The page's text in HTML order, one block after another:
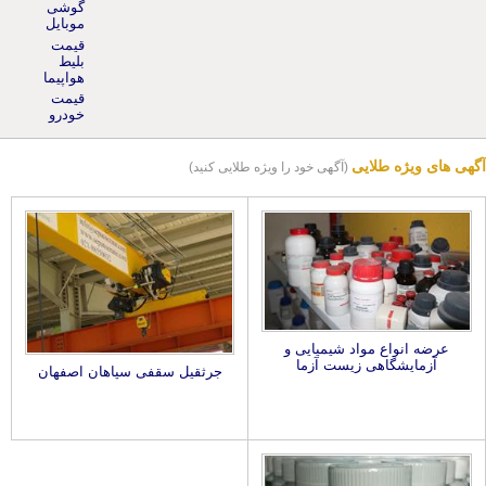
موبایل
قیمت
بلیط
هواپیما
قیمت
خودرو
آگهی های ویژه طلایی (آگهی خود را ویژه طلایی کنید)
عرضه انواع مواد شیمیایی و
آزمایشگاهی زیست آزما
جرثقیل سقفی سپاهان اصفهان